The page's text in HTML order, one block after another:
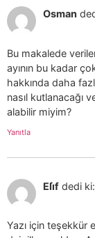
Osman
Bu makalede
ayının bu kadar
hakkında daha
nasıl kutlanacağı
alabilir miyim?
Yanıtla
Eli̇f dedi ki:
Yazı için teşekkür